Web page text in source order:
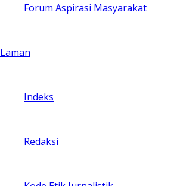
Forum Aspirasi Masyarakat
Laman
Indeks
Redaksi